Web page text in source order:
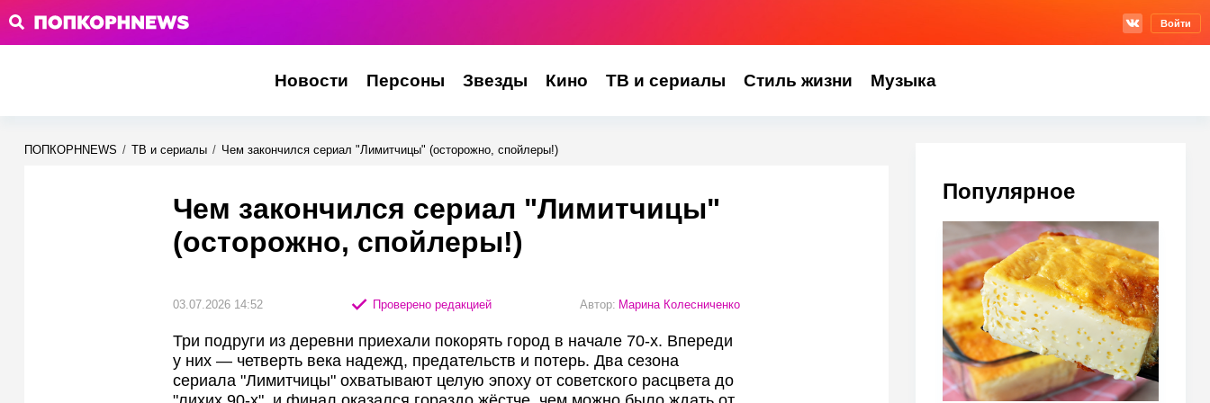
Войти
Новости Персоны Звезды Кино ТВ и сериалы Стиль жизни Музыка
ПОПКОРНNEWS / ТВ и сериалы / Чем закончился сериал "Лимитчицы" (осторожно, спойлеры!)
Чем закончился сериал "Лимитчицы"
(осторожно, спойлеры!)
03.07.2026 14:52 Проверено редакцией Автор: Марина Колесниченко
Три подруги из деревни приехали покорять город в начале 70-х. Впереди
у них — четверть века надежд, предательств и потерь. Два сезона
сериала "Лимитчицы" охватывают целую эпоху от советского расцвета до
Популярное